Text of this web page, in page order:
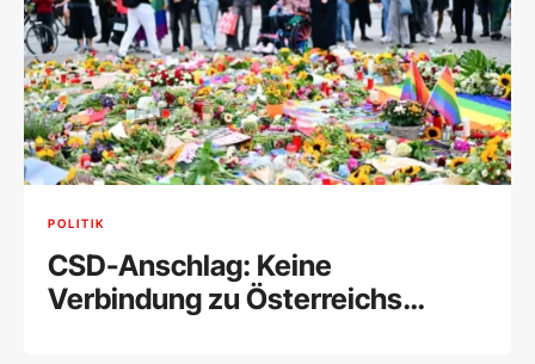
POLITIK
CSD-Anschlag: Keine
Verbindung zu Österreichs